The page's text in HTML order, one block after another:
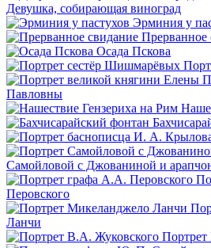
Девушка, собирающая виноград
Эрминия у
Прерванное
Осада Пскова
Павловны
Самойловой с Джованиной и
Перовского
Ланчи